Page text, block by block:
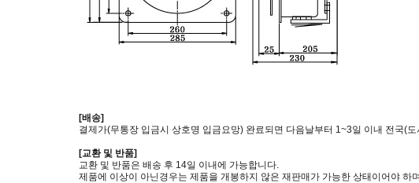
[배송]
결제가(무통장 입금시 상호명 입금요망) 완료되면 다음날부터 1~3일 이내 전국(
[교환 및 반품]
교환 및 반품은 배송 후 14일 이내에 가능합니다.
제품에 이상이 아닌경우는 제품을 개봉하지 않은 재판매가 가능한 상태이어야 하